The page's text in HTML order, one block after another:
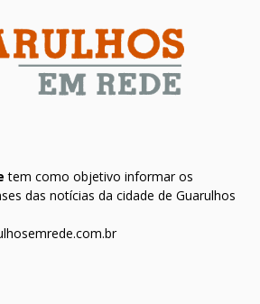
tem como objetivo informar os
das notícias da cidade de Guarulhos